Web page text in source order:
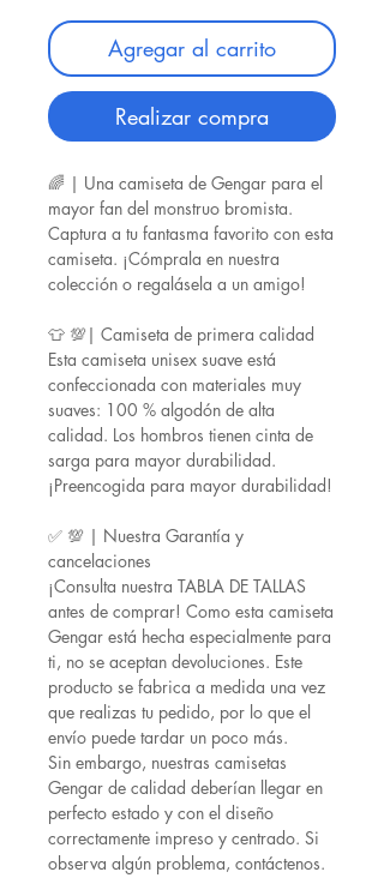
Agregar al carrito
Realizar compra
🌈 | Una camiseta de Gengar para el
mayor fan del monstruo bromista.
Captura a tu fantasma favorito con esta
camiseta. ¡Cómprala en nuestra
colección o regalásela a un amigo!
👕 💯| Camiseta de primera calidad
Esta camiseta unisex suave está
confeccionada con materiales muy
suaves: 100 % algodón de alta
calidad. Los hombros tienen cinta de
sarga para mayor durabilidad.
¡Preencogida para mayor durabilidad!
✅ 💯 | Nuestra Garantía y
cancelaciones
¡Consulta nuestra TABLA DE TALLAS
antes de comprar! Como esta camiseta
Gengar está hecha especialmente para
ti, no se aceptan devoluciones. Este
producto se fabrica a medida una vez
que realizas tu pedido, por lo que el
envío puede tardar un poco más.
Sin embargo, nuestras camisetas
Gengar de calidad deberían llegar en
perfecto estado y con el diseño
correctamente impreso y centrado. Si
observa algún problema, contáctenos.